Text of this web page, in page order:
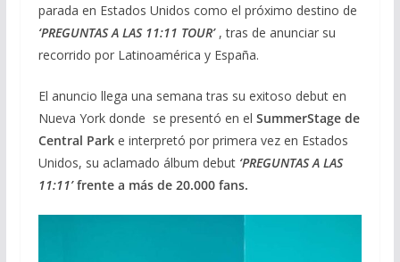
parada en Estados Unidos como el próximo destino de
‘PREGUNTAS A LAS 11:11 TOUR’ , tras de anunciar su
recorrido por Latinoamérica y España.
El anuncio llega una semana tras su exitoso debut en
Nueva York donde se presentó en el SummerStage de
Central Parke interpretó por primera vez en Estados
Unidos, su aclamado álbum debut ‘PREGUNTAS A LAS
11:11’ frente a más de 20.000 fans.